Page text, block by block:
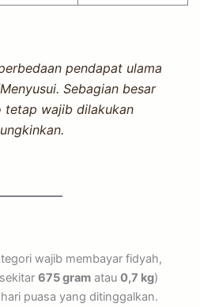
pendapat ulama
Sebagian besar
tetap wajib dilakukan
wajib membayar fidyah,
675 gramatau 0,7 kg)
puasa yang ditinggalkan.